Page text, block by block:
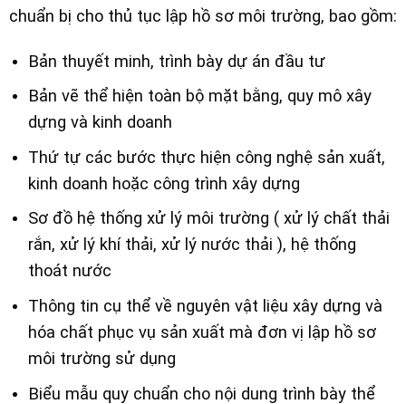
chuẩn bị cho thủ tục lập hồ sơ môi trường, bao gồm:
Bản thuyết minh, trình bày dự án đầu tư
Bản vẽ thể hiện toàn bộ mặt bằng, quy mô xây
dựng và kinh doanh
Thứ tự các bước thực hiện công nghệ sản xuất,
kinh doanh hoặc công trình xây dựng
Sơ đồ hệ thống xử lý môi trường ( xử lý chất thải
rắn, xử lý khí thải, xử lý nước thải ), hệ thống
thoát nước
Thông tin cụ thể về nguyên vật liệu xây dựng và
hóa chất phục vụ sản xuất mà đơn vị lập hồ sơ
môi trường sử dụng
Biểu mẫu quy chuẩn cho nội dung trình bày thể